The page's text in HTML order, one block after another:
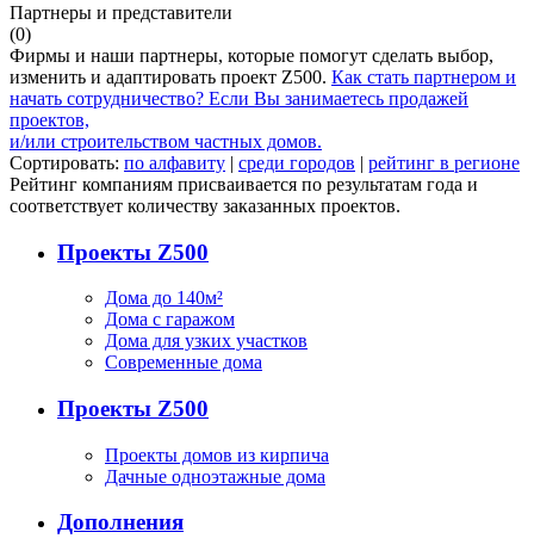
Партнеры и представители
(0)
Фирмы и наши партнеры, которые помогут сделать выбор,
изменить и адаптировать проект Z500. Как стать партнером и
начать сотрудничество? Если Вы занимаетесь продажей
проектов,
и/или строительством частных домов.
Сортировать: по алфавиту | среди городов | рейтинг в регионе
Рейтинг компаниям присваивается по результатам года и
соответствует количеству заказанных проектов.
Проекты Z500
Дома до 140м²
Дома с гаражом
Дома для узких участков
Современные дома
Проекты Z500
Проекты домов из кирпича
Дачные одноэтажные дома
Дополнения